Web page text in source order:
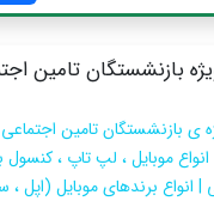
بازنشستگان تامین
ی بازنشستگان تامین
موبایل ، لپ تاپ ، کنسول
انواع برندهای موبایل (اپل